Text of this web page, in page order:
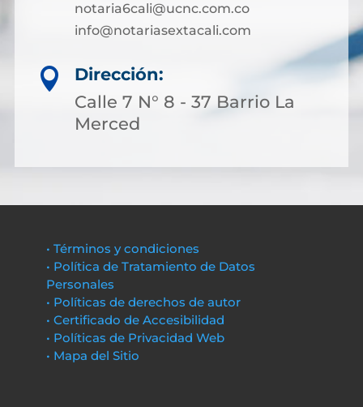
notaria6cali@ucnc.com.co
info@notariasextacali.com

Dirección:
Calle 7 N° 8 - 37 Barrio La
Merced
• Términos y condiciones
• Política de Tratamiento de Datos
Personales
• Políticas de derechos de autor
• Certificado de Accesibilidad
• Políticas de Privacidad Web
• Mapa del Sitio